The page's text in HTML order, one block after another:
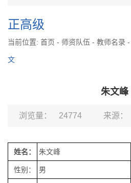
正高级
当前位置: 首页 - 师资队伍 - 教师名录 -
文
朱文峰
浏览量： 24774 来源：
姓名： 朱文峰
性别： 男